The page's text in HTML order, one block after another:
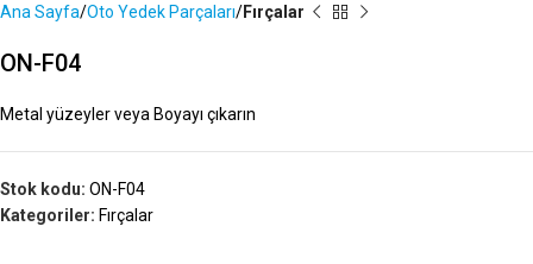
Ana Sayfa Oto Yedek Parçaları Fırçalar
ON-F04
Metal yüzeyler veya Boyayı çıkarın
Stok kodu: ON-F04
Kategoriler: Fırçalar